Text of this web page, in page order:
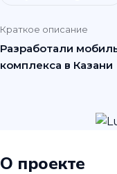
Краткое описание
Разработали
комплекса в Казани
О проекте